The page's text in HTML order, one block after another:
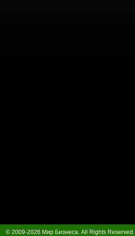
© 2009-2026 Мир Бизнеса. All Rights Reserved.